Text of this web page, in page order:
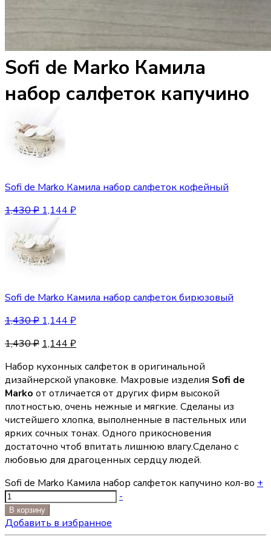
Sofi de Marko Камила
набор салфеток капучино
Sofi de Marko Камила набор салфеток кофейный
1,430₽ 1,144 ₽
Sofi de Marko Камила набор салфеток бирюзовый
1,430₽ 1,144 ₽
1,430₽ 1,144 ₽
Набор кухонных салфеток в оригинальной
дизайнерской упаковке. Махровые изделия Sofi de
Marko от отличается от других фирм высокой
плотностью, очень нежные и мягкие. Сделаны из
чистейшего хлопка, выполненные в пастельных или
ярких сочных тонах. Одного прикосновения
достаточно чтоб впитать лишнюю влагу.Сделано с
любовью для драгоценных сердцу людей.
Sofi de Marko Камила набор салфеток капучино кол-во +
-
В корзину
Добавить в избранное